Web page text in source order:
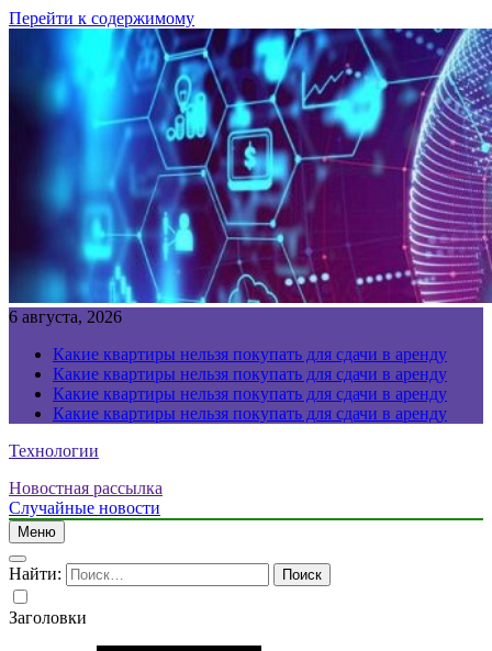
Перейти к содержимому
6 августа, 2026
Какие квартиры нельзя покупать для сдачи в аренду
Какие квартиры нельзя покупать для сдачи в аренду
Какие квартиры нельзя покупать для сдачи в аренду
Какие квартиры нельзя покупать для сдачи в аренду
Технологии
Новостная рассылка
Случайные новости
Меню
Найти:
Заголовки